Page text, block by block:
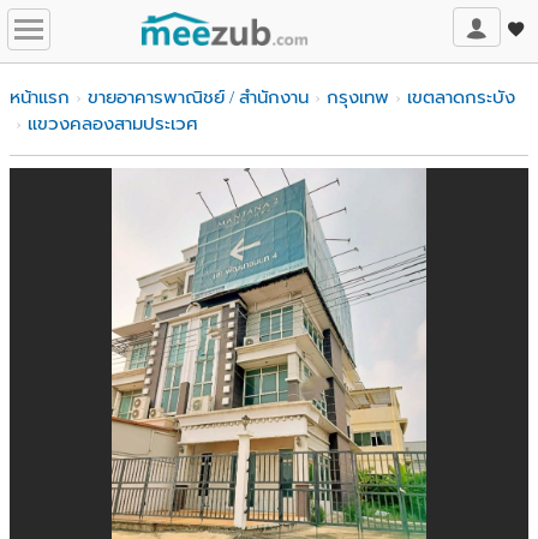
หน้าแรก ขายอาคารพาณิชย์ / สำนักงาน กรุงเทพ
เขตลาดกระบัง
แขวงคลองสามประเวศ